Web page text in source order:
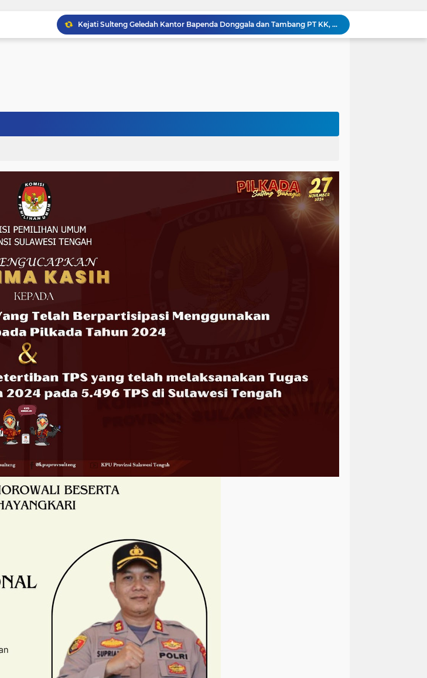
Kejati Sulteng Geledah Kantor Bapenda Donggala dan Tambang PT KK, 32 Alat Berat Disita!
Kejati Sulteng Bongkar Kasus Korupsi Dana CSR Tambang, Sekdes Tamainusi Ikut Terseret
Musprov VIII Berlangsung Ketat, Gufran Ajak Semua Pihak Bersatu